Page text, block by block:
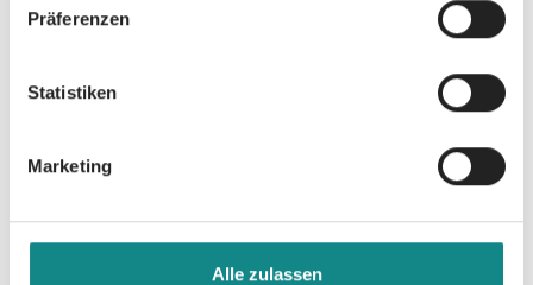
Präferenzen
Statistiken
Marketing
Alle zulassen